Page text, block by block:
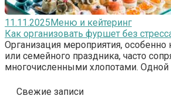
11.11.2025 Меню и кейтеринг
Как организовать фуршет без
Организация мероприятия, особенно
или семейного праздника, часто
многочисленными хлопотами. Одной
Свежие записи